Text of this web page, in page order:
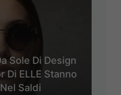
Sole Di Design
Di ELLE Stanno
Saldi